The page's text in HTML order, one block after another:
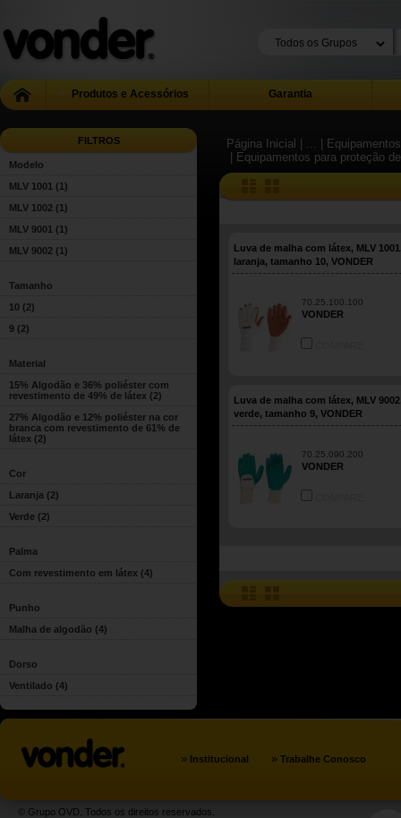
Produtos e Acessórios Garantia
FILTROS
Modelo
MLV 1001 (1)
MLV 1002 (1)
MLV 9001 (1)
MLV 9002 (1)
Tamanho
10 (2)
9 (2)
Material
15% Algodão e 36% poliéster com
revestimento de 49% de látex (2)
27% Algodão e 12% poliéster na cor
branca com revestimento de 61% de
látex (2)
Cor
Laranja (2)
Verde (2)
Palma
Com revestimento em látex (4)
Punho
Malha de algodão (4)
Dorso
Ventilado (4)
Página Inicial | ...
|
| Equipamentos para proteção
Luva de malha com látex, MLV
laranja, tamanho 10, VONDER
70.25.100.100
VONDER
Luva de malha com látex, MLV
verde, tamanho 9, VONDER
70.25.090.200
VONDER
» Institucional » Trabalhe Conosco
© Grupo OVD. Todos os direitos reservados.